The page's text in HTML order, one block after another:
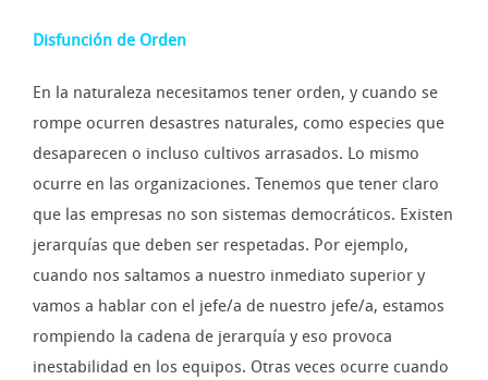
Disfunción de Orden
En la naturaleza necesitamos tener orden, y cuando se
rompe ocurren desastres naturales, como especies que
desaparecen o incluso cultivos arrasados. Lo mismo
ocurre en las organizaciones. Tenemos que tener claro
que las empresas no son sistemas democráticos. Existen
jerarquías que deben ser respetadas. Por ejemplo,
cuando nos saltamos a nuestro inmediato superior y
vamos a hablar con el jefe/a de nuestro jefe/a, estamos
rompiendo la cadena de jerarquía y eso provoca
inestabilidad en los equipos. Otras veces ocurre cuando